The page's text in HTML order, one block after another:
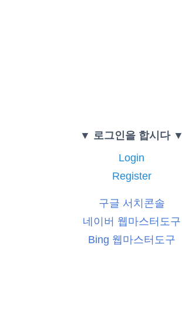
▼ 로그인을 합시다 ▼
Login
Register
구글 서치콘솔
네이버 웹마스터도구
Bing 웹마스터도구